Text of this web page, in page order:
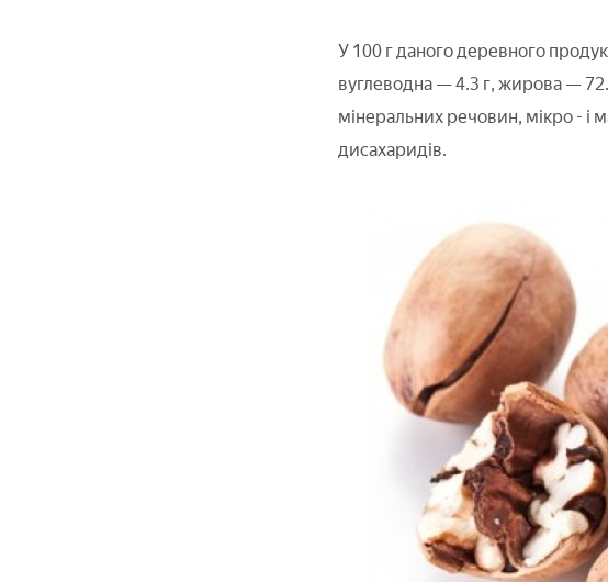
У 100 г даного деревного
вуглеводна — 4.3 г, жирова —
мінеральних речовин, мікро - і
дисахаридів.